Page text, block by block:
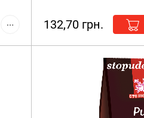
132,70 грн.